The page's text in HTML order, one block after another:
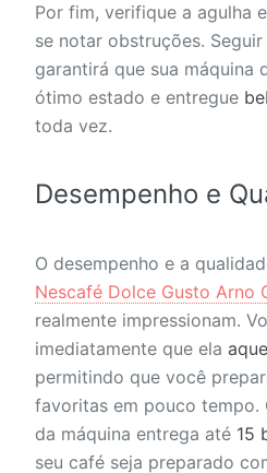
Por fim, verifique a agulha
se notar obstruções.
garantirá que sua máquina
ótimo estado e entregue
toda vez.
Desempenho e
O desempenho e a
Nescafé Dolce Gusto Arno
realmente impressionam.
imediatamente que ela
permitindo que você
favoritas em pouco tempo.
da máquina entrega até 15
seu café seja preparado